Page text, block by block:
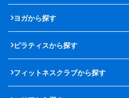
ヨガから探す
ピラティスから探す
フィットネスクラブから探す